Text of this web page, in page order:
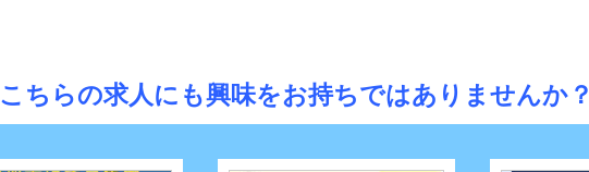
こちらの求人にも興味をお持ちではありませんか？